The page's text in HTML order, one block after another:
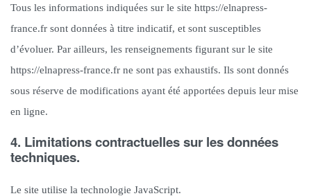
Tous les informations indiquées sur le site https://elnapress-
france.fr sont données à titre indicatif, et sont susceptibles
d’évoluer. Par ailleurs, les renseignements figurant sur le site
https://elnapress-france.fr ne sont pas exhaustifs. Ils sont donnés
sous réserve de modifications ayant été apportées depuis leur mise
en ligne.
4. Limitations contractuelles sur les données
techniques.
Le site utilise la technologie JavaScript.